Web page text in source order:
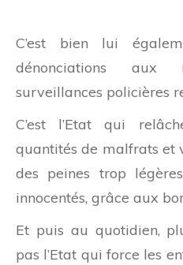
C’est bien lui
dénonciations
surveillances policières
C’est l’Etat qui
quantités de malfrats et
des peines trop
innocentés, grâce aux
Et puis au quotidien,
pas l’Etat qui force les